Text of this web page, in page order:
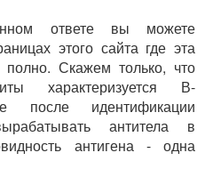
ответе вы можете
этого сайта где эта
Скажем только, что
характеризуется В-
после идентификации
антитела в
антигена - одна